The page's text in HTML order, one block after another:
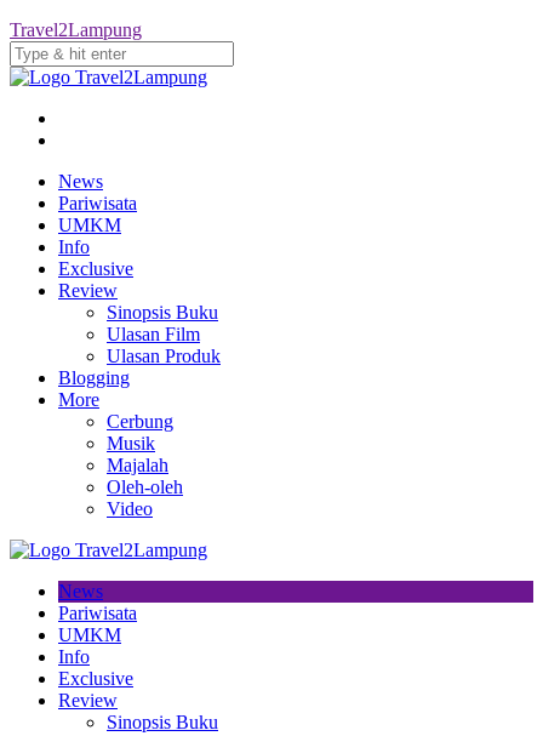
Travel2Lampung
News
Pariwisata
UMKM
Info
Exclusive
Review
Sinopsis Buku
Ulasan Film
Ulasan Produk
Blogging
More
Cerbung
Musik
Majalah
Oleh-oleh
Video
News
Pariwisata
UMKM
Info
Exclusive
Review
Sinopsis Buku